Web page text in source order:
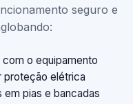
seguro e
o equipamento
proteção elétrica
pias e bancadas